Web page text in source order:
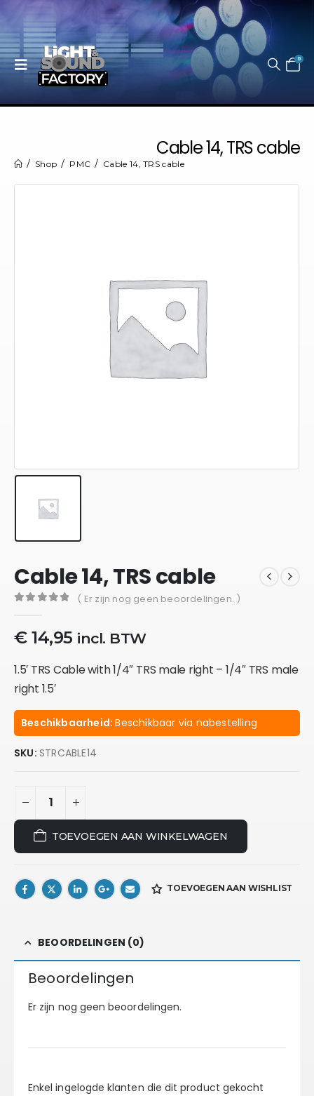
0
Cable 14, TRS cable
Shop PMC Cable 14, TRS cable
Cable 14, TRS cable
( Er zijn nog geen beoordelingen. )
€14,95 incl. BTW
1.5′ TRS Cable with 1/4″ TRS male right – 1/4″ TRS male
right 1.5′
Beschikbaarheid:Beschikbaar via nabestelling
SKU: STRCABLE14
TOEVOEGEN AAN WINKELWAGEN
TOEVOEGEN AAN WISHLIST
BEOORDELINGEN (0)
Beoordelingen
Er zijn nog geen beoordelingen.
Enkel ingelogde klanten die dit product gekocht